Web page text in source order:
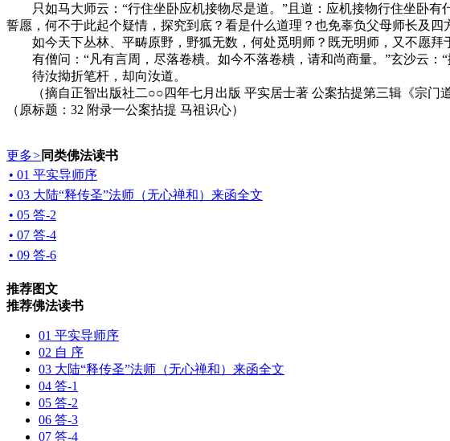
只如马大师云：“行住坐卧应机接物尽是道。”且道：应机接物行住坐卧有
誓愿，何不于此起个疑情，探究到底？看是什么道理？也免辜负父母师长及四
如今天下丛林、平畴原野，野狐无数，何处觅明师？既无明师，又不愿拜
有僧问：“凡有言周，尽落卷樻。如今不落卷樻，请和尚商量。”玄沙云：“
待汝拗折笔杆，却向汝道。
（摘自正智出版社二○○四年七月出版 平实居士著 公案拈提第三辑《宗门道
（原标题：32 附录一公案拈提 马祖识心）
更多> 同类佛法读书
• 01 平实导师序
• 03 大陆“释传圣”法师（无心禅和）来函全文
• 05 答-2
• 07 答-4
• 09 答-6
推荐图文
推荐佛法读书
01 平实导师序
02 自 序
03 大陆“释传圣”法师（无心禅和）来函全文
04 答-1
05 答-2
06 答-3
07 答-4